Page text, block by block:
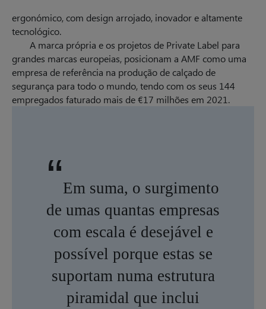
ergonómico, com design arrojado, inovador e altamente
tecnológico.
A marca própria e os projetos de Private Label para
grandes marcas europeias, posicionam a AMF como uma
empresa de referência na produção de calçado de
segurança para todo o mundo, tendo com os seus 144
empregados faturado mais de €17 milhões em 2021.
“Em suma, o surgimento
de umas quantas empresas
com escala é desejável e
possível porque estas se
suportam numa estrutura
piramidal que inclui